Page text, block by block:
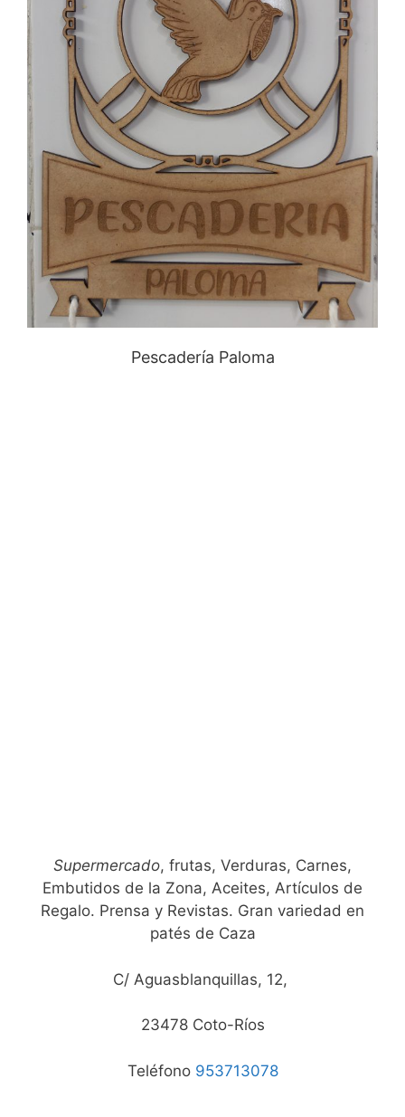
Pescadería Paloma
Supermercado, frutas, Verduras, Carnes,
Embutidos de la Zona, Aceites, Artículos de
Regalo. Prensa y Revistas. Gran variedad en
patés de Caza
C/ Aguasblanquillas, 12,
23478 Coto-Ríos
Teléfono 953713078